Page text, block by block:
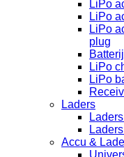
LiPo
LiPo
LiPo
plug
LiPo
LiPo
Laders
Accu &